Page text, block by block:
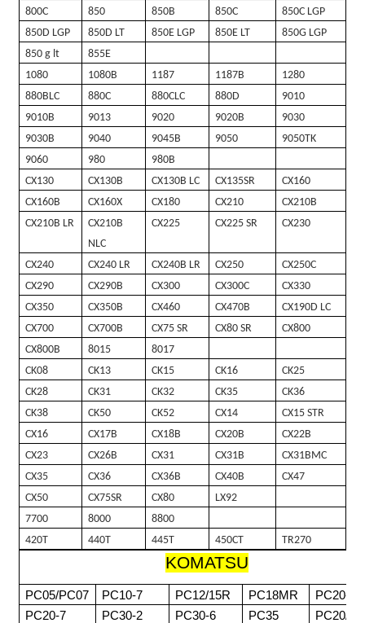
800C
850 850B 850C
850C LGP
850D LGP
850D LT 850E LGP 850E LT
850G LGP
850 g lt
855E
1080
1080B 1187 1187B
1280
880BLC
880C 880CLC 880D
9010
9010B
9013 9020 9020B
9030
9030B
9040 9045B 9050
9050TK
9060
980
980B
CX130
CX130B CX130B LC CX135SR
CX160
CX160B
CX160X CX180 CX210
CX210B
CX210B LR
CX210B
NLC
CX225 CX225 SR CX230
CX240 CX240 LR CX240B LR CX250
CX250C
CX290
CX290B CX300 CX300C
CX330
CX350
CX350B CX460 CX470B
CX190D LC
CX700
CX700B CX75 SR CX80 SR
CX800
CX800B
8015
8017
CK08
CK13 CK15 CK16
CK25
CK28
CK31 CK32 CK35
CK36
CK38
CK50 CK52 CX14
CX15 STR
CX16
CX17B CX18B CX20B
CX22B
CX23
CX26B CX31 CX31B
CX31BMC
CX35
CX36 CX36B CX40B
CX47
CX50
CX75SR CX80
LX92
7700
8000
8800
420T
440T 445T 450CT TR270
KOMATSU
PC05/PC07 PC10-7 PC12/15R PC18MR
PC20-3
PC20-7
PC30-2 PC30-6 PC35
PC20/30